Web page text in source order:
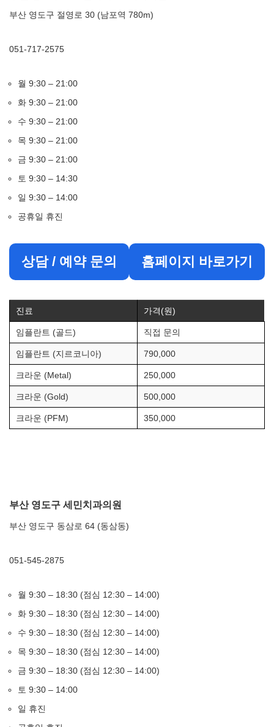
부산 영도구 절영로 30 (남포역 780m)
051-717-2575
월 9:30 – 21:00
화 9:30 – 21:00
수 9:30 – 21:00
목 9:30 – 21:00
금 9:30 – 21:00
토 9:30 – 14:30
일 9:30 – 14:00
공휴일 휴진
상담 / 예약 문의 홈페이지 바로가기
진료 가격(원)
임플란트 (골드) 직접 문의
임플란트 (지르코니아) 790,000
크라운 (Metal) 250,000
크라운 (Gold) 500,000
크라운 (PFM) 350,000
부산 영도구 세민치과의원
부산 영도구 동삼로 64 (동삼동)
051-545-2875
월 9:30 – 18:30 (점심 12:30 – 14:00)
화 9:30 – 18:30 (점심 12:30 – 14:00)
수 9:30 – 18:30 (점심 12:30 – 14:00)
목 9:30 – 18:30 (점심 12:30 – 14:00)
금 9:30 – 18:30 (점심 12:30 – 14:00)
토 9:30 – 14:00
일 휴진